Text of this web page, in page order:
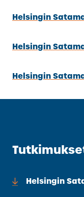
Helsingin
Helsingin
Helsingin
Helsingin